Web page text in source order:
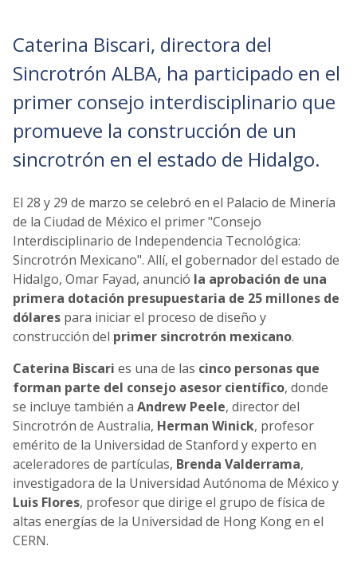
Caterina Biscari, directora del
Sincrotrón ALBA, ha participado en el
primer consejo interdisciplinario que
promueve la construcción de un
sincrotrón en el estado de Hidalgo.
El 28 y 29 de marzo se celebró en el Palacio de Minería
de la Ciudad de México el primer "Consejo
Interdisciplinario de Independencia Tecnológica:
Sincrotrón Mexicano". Allí, el gobernador del estado de
Hidalgo, Omar Fayad, anunció la aprobación de una
primera dotación presupuestaria de 25 millones de
dólares para iniciar el proceso de diseño y
construcción del primer sincrotrón mexicano.
Caterina Biscari es una de las cinco personas que
forman parte del consejo asesor científico, donde
se incluye también a Andrew Peele, director del
Sincrotrón de Australia, Herman Winick, profesor
emérito de la Universidad de Stanford y experto en
aceleradores de partículas, Brenda Valderrama,
investigadora de la Universidad Autónoma de México y
Luis Flores, profesor que dirige el grupo de física de
altas energías de la Universidad de Hong Kong en el
CERN.